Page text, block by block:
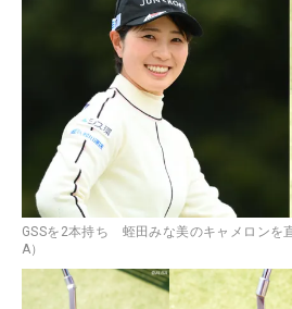
GSSを2本持ち 蛭田みな美のキャメロンを
A）